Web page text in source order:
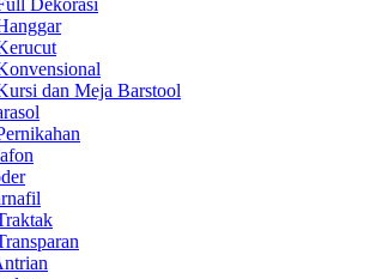
dan Meja Barstool